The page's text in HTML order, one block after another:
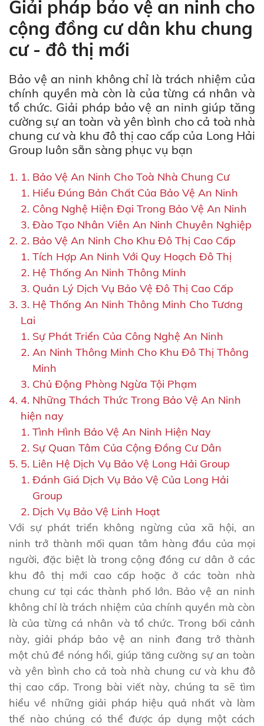
Giải pháp bảo vệ an ninh cho
cộng đồng cư dân khu chung
cư - đô thị mới
Bảo vệ an ninh không chỉ là trách nhiệm của
chính quyền mà còn là của từng cá nhân và
tổ chức. Giải pháp bảo vệ an ninh giúp tăng
cường sự an toàn và yên bình cho cả toà nhà
chung cư và khu đô thị cao cấp của Long Hải
Group luôn sẵn sàng phục vụ bạn
1. Bảo Vệ An Ninh Cho Toà Nhà Chung Cư
Hiểu Đúng Bản Chất Của Bảo Vệ An Ninh
Công Nghệ Hiện Đại Trong Bảo Vệ An Ninh
Đào Tạo Nhân Viên An Ninh Chuyên Nghiệp
2. Bảo Vệ An Ninh Cho Khu Đô Thị Cao Cấp
Tích Hợp An Ninh Với Quy Hoạch Đô Thị
Hệ Thống An Ninh Thông Minh
Quản Lý Dịch Vụ Bảo Vệ Đô Thị Cao Cấp
3. Hệ Thống An Ninh Thông Minh Cho Tương
Lai
Sự Phát Triển Của Công Nghệ An Ninh
An Ninh Thông Minh Cho Khu Đô Thị Thông
Minh
Chủ Động Phòng Ngừa Tội Phạm
4. Những Thách Thức Trong Bảo Vệ An Ninh
hiện nay
Tình Hình Bảo Vệ An Ninh Hiện Nay
Sự Quan Tâm Của Cộng Đồng Cư Dân
5. Liên Hệ Dịch Vụ Bảo Vệ Long Hải Group
Đánh Giá Dịch Vụ Bảo Vệ Của Long Hải
Group
Dịch Vụ Bảo Vệ Linh Hoạt
Với sự phát triển không ngừng của xã hội, an
ninh trở thành mối quan tâm hàng đầu của mọi
người, đặc biệt là trong cộng đồng cư dân ở các
khu đô thị mới cao cấp hoặc ở các toàn nhà
chung cư tại các thành phố lớn. Bảo vệ an ninh
không chỉ là trách nhiệm của chính quyền mà còn
là của từng cá nhân và tổ chức. Trong bối cảnh
này, giải pháp bảo vệ an ninh đang trở thành
một chủ đề nóng hổi, giúp tăng cường sự an toàn
và yên bình cho cả toà nhà chung cư và khu đô
thị cao cấp. Trong bài viết này, chúng ta sẽ tìm
hiểu về những giải pháp hiệu quả nhất và làm
thế nào chúng có thể được áp dụng một cách